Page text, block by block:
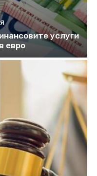
услуги
евро